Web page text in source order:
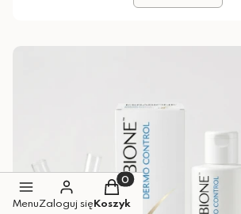
MenuZaloguj się
Produkty w koszyku:
Koszyk